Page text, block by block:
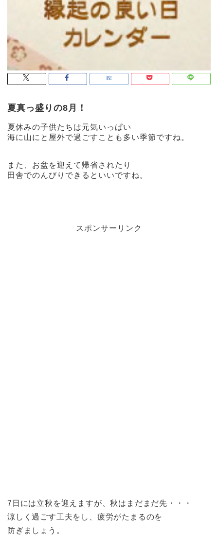
夏真っ盛りの8月！
夏休みの子供たちは元気いっぱい
海に山にと屋外で過ごすことも多い季節ですね。
また、お盆を迎えて帰省されたり
田舎でのんびりできるといいですね。
スポンサーリンク
7日には立秋を迎えますが、秋はまだまだ先・・・
涼しく過ごす工夫をし、疲労がたまるのを
防ぎましょう。